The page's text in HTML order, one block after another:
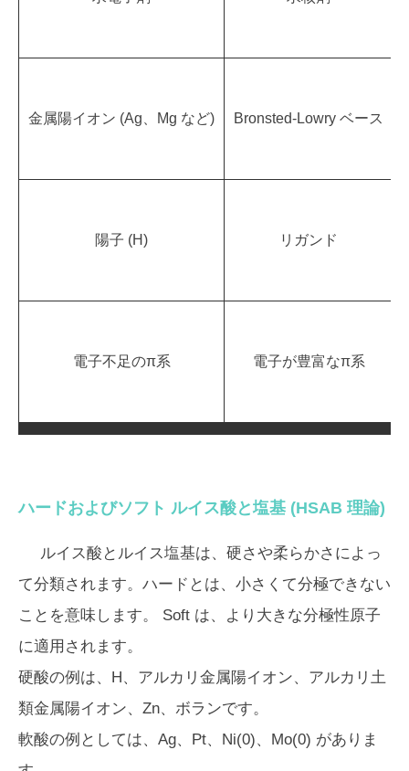
金属陽イオン (Ag、Mg など) Bronsted-Lowry ベース
陽子 (H) リガンド
電子不足のπ系 電子が豊富なπ系
ハードおよびソフト ルイス酸と塩基 (HSAB 理論)
ルイス酸とルイス塩基は、硬さや柔らかさによっ
て分類されます。ハードとは、小さくて分極できない
ことを意味します。 Soft は、より大きな分極性原子
に適用されます。
硬酸の例は、H、アルカリ金属陽イオン、アルカリ土
類金属陽イオン、Zn、ボランです。
軟酸の例としては、Ag、Pt、Ni(0)、Mo(0) がありま